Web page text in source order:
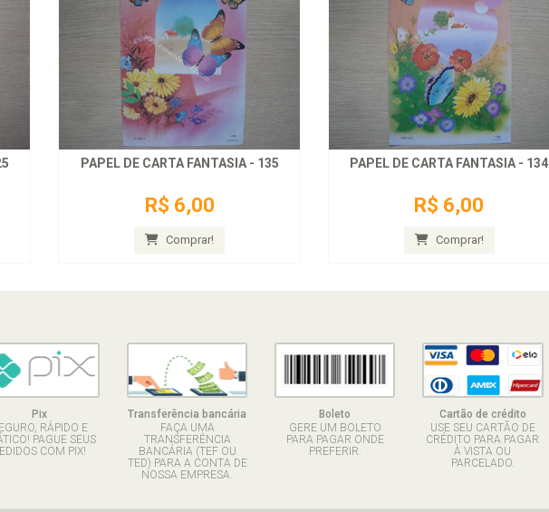
PAPEL DE CARTA FANTASIA - 135
R$ 6,00
Comprar!
PAPEL DE CARTA FANTASIA - 134
R$ 6,00
Comprar!
Pix
RÁPIDO E
PAGUE SEUS
COM PIX!
Transferência bancária
FAÇA UMA
TRANSFERÊNCIA
BANCÁRIA (TEF OU
TED) PARA A CONTA DE
NOSSA EMPRESA.
Boleto
GERE UM BOLETO
PARA PAGAR ONDE
PREFERIR.
Cartão de crédito
USE SEU CARTÃO DE
CRÉDITO PARA PAGAR
À VISTA OU
PARCELADO.